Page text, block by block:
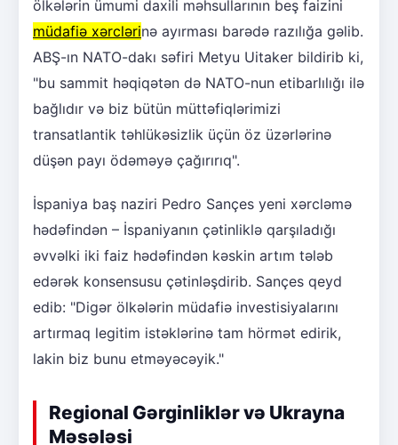
ölkələrin ümumi daxili məhsullarının beş faizini
müdafiə xərclərinə ayırması barədə razılığa gəlib.
ABŞ-ın NATO-dakı səfiri Metyu Uitaker bildirib ki,
"bu sammit həqiqətən də NATO-nun etibarlılığı ilə
bağlıdır və biz bütün müttəfiqlərimizi
transatlantik təhlükəsizlik üçün öz üzərlərinə
düşən payı ödəməyə çağırırıq".
İspaniya baş naziri Pedro Sançes yeni xərcləmə
hədəfindən – İspaniyanın çətinliklə qarşıladığı
əvvəlki iki faiz hədəfindən kəskin artım tələb
edərək konsensusu çətinləşdirib. Sançes qeyd
edib: "Digər ölkələrin müdafiə investisiyalarını
artırmaq legitim istəklərinə tam hörmət edirik,
lakin biz bunu etməyəcəyik."
Regional Gərginliklər və Ukrayna
Məsələsi